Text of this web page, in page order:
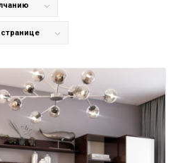
странице